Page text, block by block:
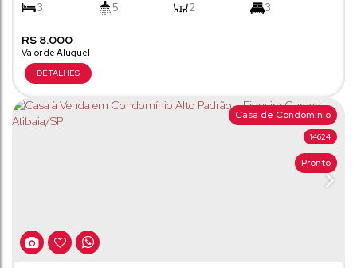
R$ 8.000
3 5 2 3
2
14624
Casa de Condomínio
Pronto